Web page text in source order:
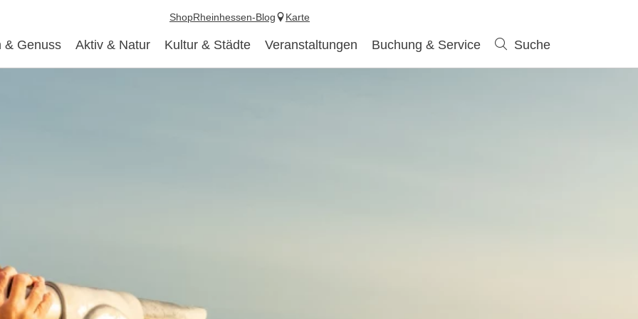
& Genuss Aktiv & Natur Kultur & Städte Veranstaltungen Buchung & Service Suche
ShopRheinhessen-Blog Karte